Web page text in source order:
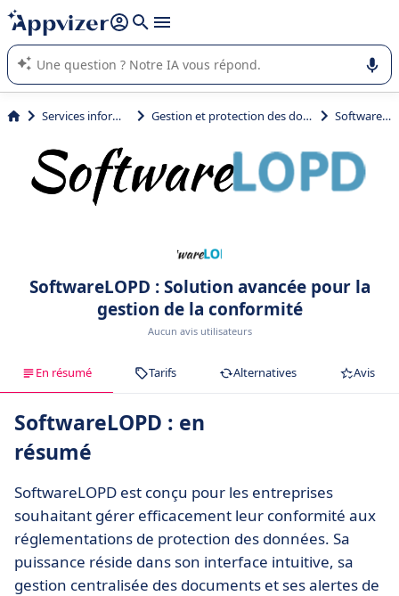
répondre (plusieurs lignes avec
L'IA de Appvizer vous guide dans l'utilisation ou la sélection de
logiciel SaaS en entreprise.
Services informatiques Gestion et protection des données (RGPD) SoftwareLOPD
SoftwareLOPD : Solution avancée pour la
gestion de la conformité
Aucun avis utilisateurs
En résumé Tarifs Alternatives Avis
SoftwareLOPD : en
résumé
SoftwareLOPD est conçu pour les entreprises
souhaitant gérer efficacement leur conformité aux
réglementations de protection des données. Sa
puissance réside dans son interface intuitive, sa
gestion centralisée des documents et ses alertes de